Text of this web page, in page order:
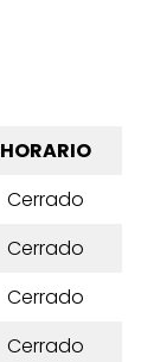
HORARIO
Cerrado
Cerrado
Cerrado
Cerrado